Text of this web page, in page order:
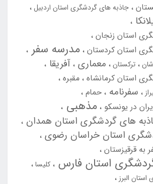
جاذبه های گردشگری استان اردبیل
استان زنجان
استان کردستان مدرسه سفر
ترکستان معماری آفریقا
استان کرمانشاه مقبره
سفرنامه
حمام
در یونسکو
مذهبی
های گردشگری استان همدان
استان خراسان رضوی
به قرقیزستان
استان فارس
کلیسا
البرز